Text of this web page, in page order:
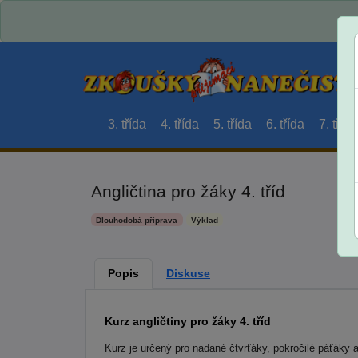
3. třída 4. třída 5. třída 6. třída 7. třída
Angličtina pro žáky 4. tříd
Dlouhodobá příprava Výklad
Popis Diskuse
Kurz angličtiny pro žáky 4. tříd
Kurz je určený pro nadané čtvrťáky, pokročilé páťáky